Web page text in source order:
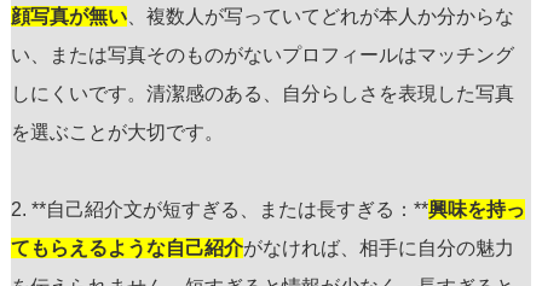
顔写真が無い、複数人が写っていてどれが本人か分からな
い、または写真そのものがないプロフィールはマッチング
しにくいです。清潔感のある、自分らしさを表現した写真
を選ぶことが大切です。
2. **自己紹介文が短すぎる、または長すぎる：**興味を持っ
てもらえるような自己紹介がなければ、相手に自分の魅力